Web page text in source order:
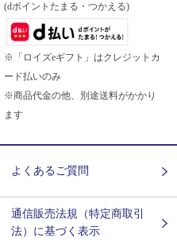
(dポイントたまる・つかえる)
※「ロイズeギフト」はクレジットカ
ード払いのみ
※商品代金の他、別途送料がかかり
ます
よくあるご質問
通信販売法規（特定商取引
法）に基づく表示